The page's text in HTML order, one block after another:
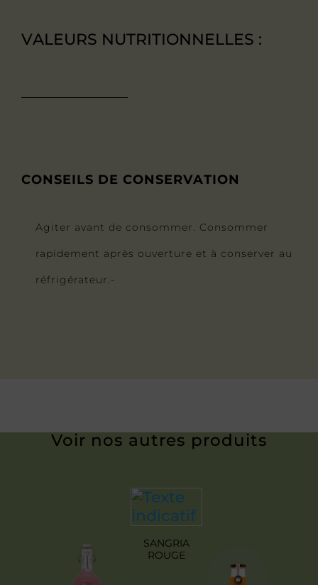
VALEURS NUTRITIONNELLES :
CONSEILS DE CONSERVATION
Agiter avant de consommer. Consommer
rapidement après ouverture et à conserver au
réfrigérateur.-
Voir nos autres produits
SANGRIA
ROUGE